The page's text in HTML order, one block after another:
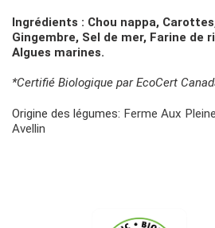
Ingrédients : Chou nappa,
Gingembre, Sel de mer, Farine de
Algues marines.
*Certifié Biologique par EcoCert
Origine des légumes: Ferme Aux
Avellin